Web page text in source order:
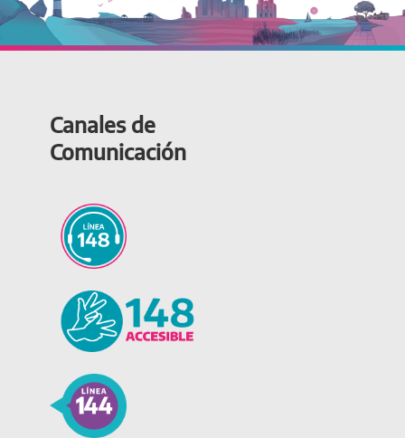
Canales de
Comunicación